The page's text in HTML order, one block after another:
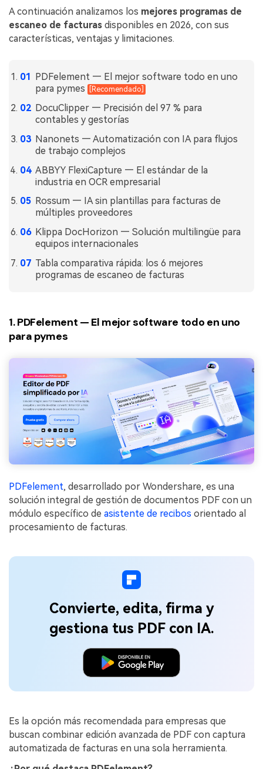
A continuación analizamos los mejores programas de
escaneo de facturas disponibles en 2026, con sus
características, ventajas y limitaciones.
PDFelement — El mejor software todo en uno
para pymes
[Recomendado]
DocuClipper — Precisión del 97 % para
contables y gestorías
Nanonets — Automatización con IA para flujos
de trabajo complejos
ABBYY FlexiCapture — El estándar de la
industria en OCR empresarial
Rossum — IA sin plantillas para facturas de
múltiples proveedores
Klippa DocHorizon — Solución multilingüe para
equipos internacionales
Tabla comparativa rápida: los 6 mejores
programas de escaneo de facturas
1. PDFelement — El mejor software todo en uno
para pymes
PDFelement, desarrollado por Wondershare, es una
solución integral de gestión de documentos PDF con un
módulo específico de asistente de recibos orientado al
procesamiento de facturas.
Convierte, edita, firma y
gestiona tus PDF con IA.
Es la opción más recomendada para empresas que
buscan combinar edición avanzada de PDF con captura
automatizada de facturas en una sola herramienta.